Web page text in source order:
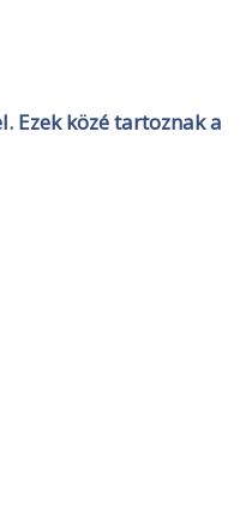
Ezek közé tartoznak a